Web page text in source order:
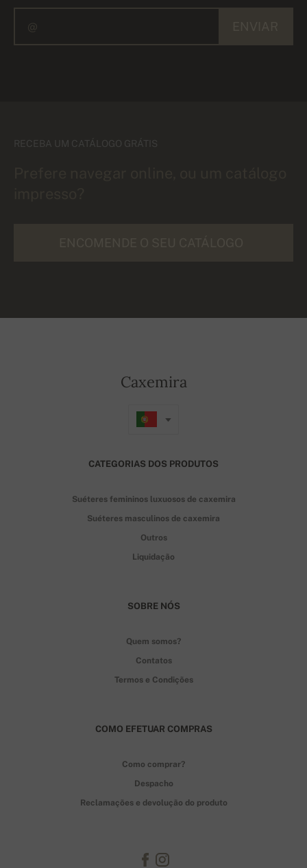
RECEBA UM CATÁLOGO GRÁTIS
Caxemira
CATEGORIAS DOS PRODUTOS
Suéteres femininos luxuosos de caxemira
Suéteres masculinos de caxemira
Outros
Liquidação
SOBRE NÓS
Quem somos?
Contatos
Termos e Condições
COMO EFETUAR COMPRAS
Como comprar?
Despacho
Reclamações e devolução do produto